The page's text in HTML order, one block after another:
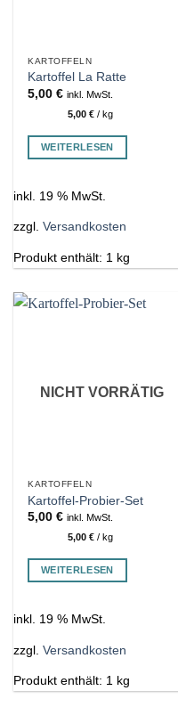
KARTOFFELN
Kartoffel La Ratte
5,00€ inkl. MwSt.
5,00€ /kg
WEITERLESEN
inkl. 19 % MwSt.
zzgl. Versandkosten
Produkt enthält: 1 kg
NICHT VORRÄTIG
KARTOFFELN
Kartoffel-Probier-Set
5,00€ inkl. MwSt.
5,00€ /kg
WEITERLESEN
inkl. 19 % MwSt.
zzgl. Versandkosten
Produkt enthält: 1 kg